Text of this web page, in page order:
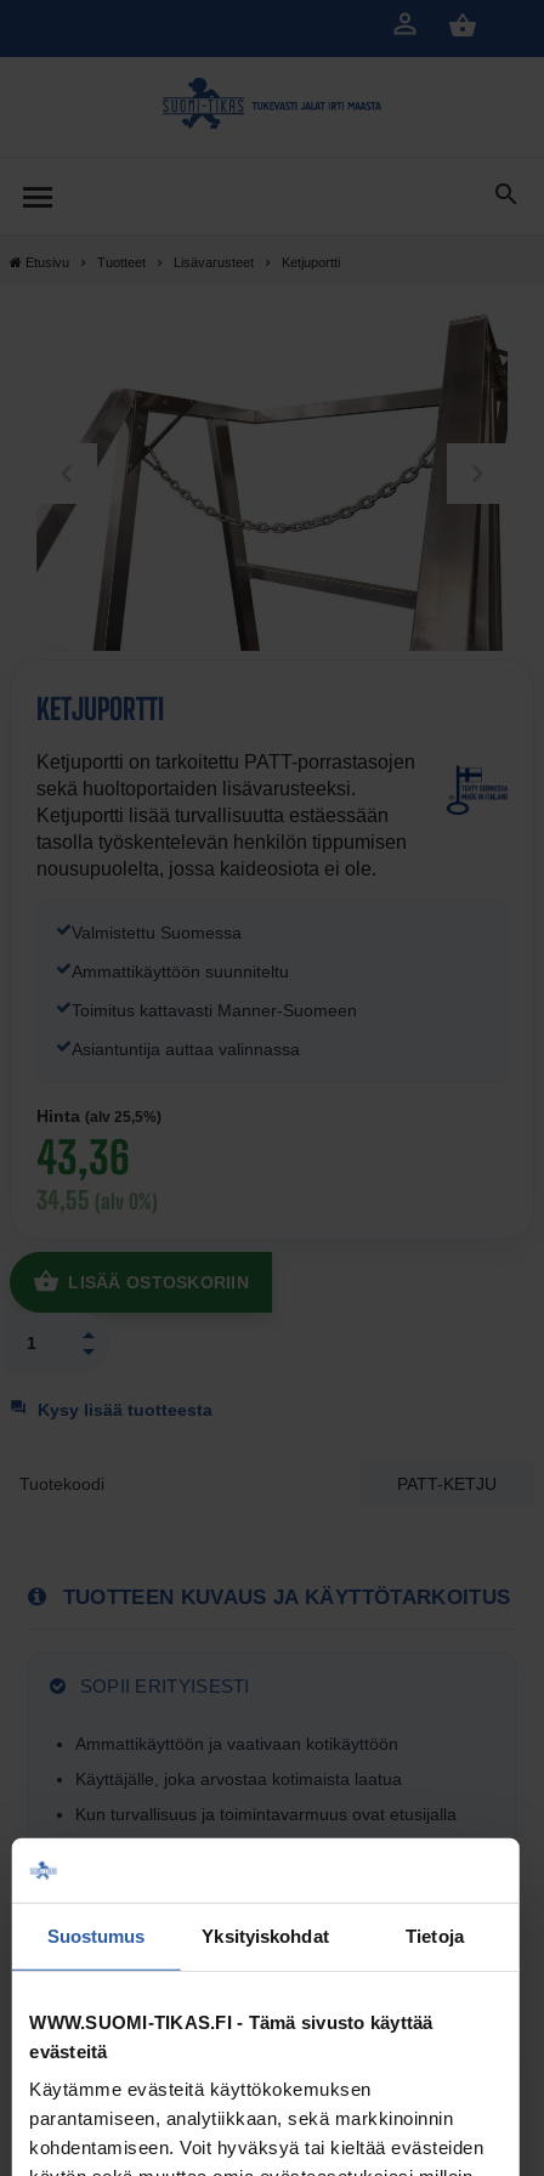
Suostumus Yksityiskohdat Tietoja
WWW.SUOMI-TIKAS.FI - Tämä sivusto käyttää
evästeitä
Käytämme evästeitä käyttökokemuksen
parantamiseen, analytiikkaan, sekä markkinoinnin
kohdentamiseen. Voit hyväksyä tai kieltää evästeiden
Etusivu Tuotteet Lisävarusteet Ketjuportti
KETJUPORTTI
Ketjuportti on tarkoitettu PATT-porrastasojen
sekä huoltoportaiden lisävarusteeksi.
Ketjuportti lisää turvallisuutta estäessään
tasolla työskentelevän henkilön tippumisen
nousupuolelta, jossa kaideosiota ei ole.
Valmistettu Suomessa
Ammattikäyttöön suunniteltu
Toimitus kattavasti Manner-Suomeen
Asiantuntija auttaa valinnassa
Hinta (alv 25,5%)
43,36
34,55 (alv 0%)
LISÄÄ OSTOSKORIIN
Kysy lisää tuotteesta
Tuotekoodi PATT-KETJU
TUOTTEEN KUVAUS JA KÄYTTÖTARKOITUS
tuotteeseen. Portissa ei ole valmista kiinnitysratkaisua
jälkiasennukseen.
SOPII ERITYISESTI
Ammattikäyttöön ja vaativaan kotikäyttöön
Käyttäjälle, joka arvostaa kotimaista laatua
Kun turvallisuus ja toiminta­varmuus ovat etusijalla
TOIMITUSTAVAT JA HINNAT
Valitse postinumeroalue nähdäksesi toimitustavat ja -
hinnat.